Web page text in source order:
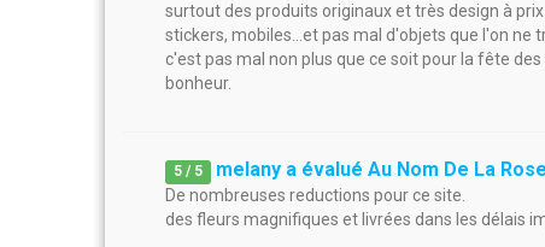
surtout des produits originaux et très design à
stickers, mobiles...et pas mal d'objets que l'on ne
c'est pas mal non plus que ce soit pour la fête
bonheur.
5 / 5 melany a évalué Au Nom De La Rose
De nombreuses reductions pour ce site.
des fleurs magnifiques et livrées dans les délais